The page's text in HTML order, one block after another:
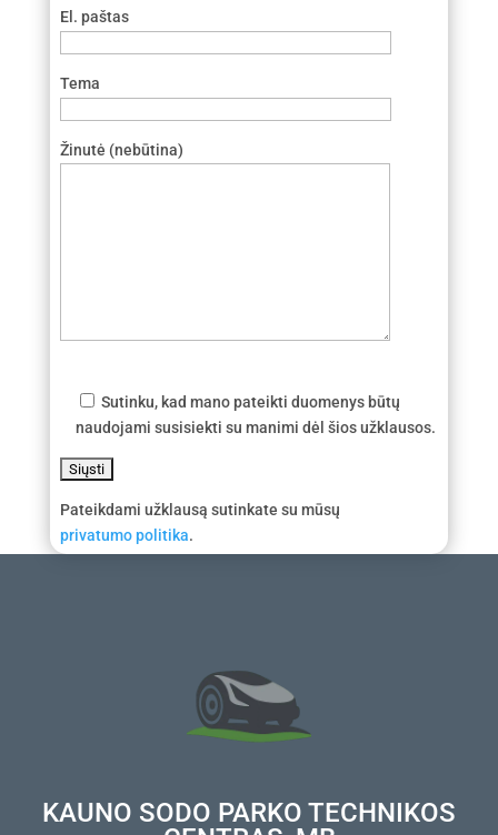
El. paštas
Tema
Žinutė (nebūtina)
Sutinku, kad mano pateikti duomenys būtų
naudojami susisiekti su manimi dėl šios užklausos.
Pateikdami užklausą sutinkate su mūsų
privatumo politika.
KAUNO SODO PARKO TECHNIKOS